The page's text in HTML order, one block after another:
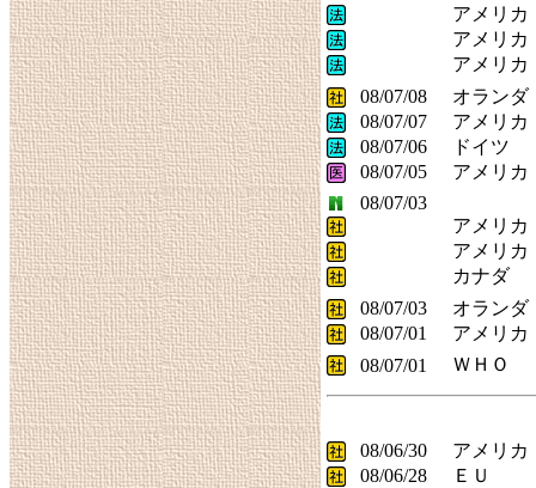
アメリカ
アメリカ
アメリカ
08/07/08
オランダ
08/07/07
アメリカ
08/07/06
ドイツ
08/07/05
アメリカ
08/07/03
アメリカ
アメリカ
カナダ
08/07/03
オランダ
08/07/01
アメリカ
08/07/01
ＷＨＯ
08/06/30
アメリカ
08/06/28
ＥＵ